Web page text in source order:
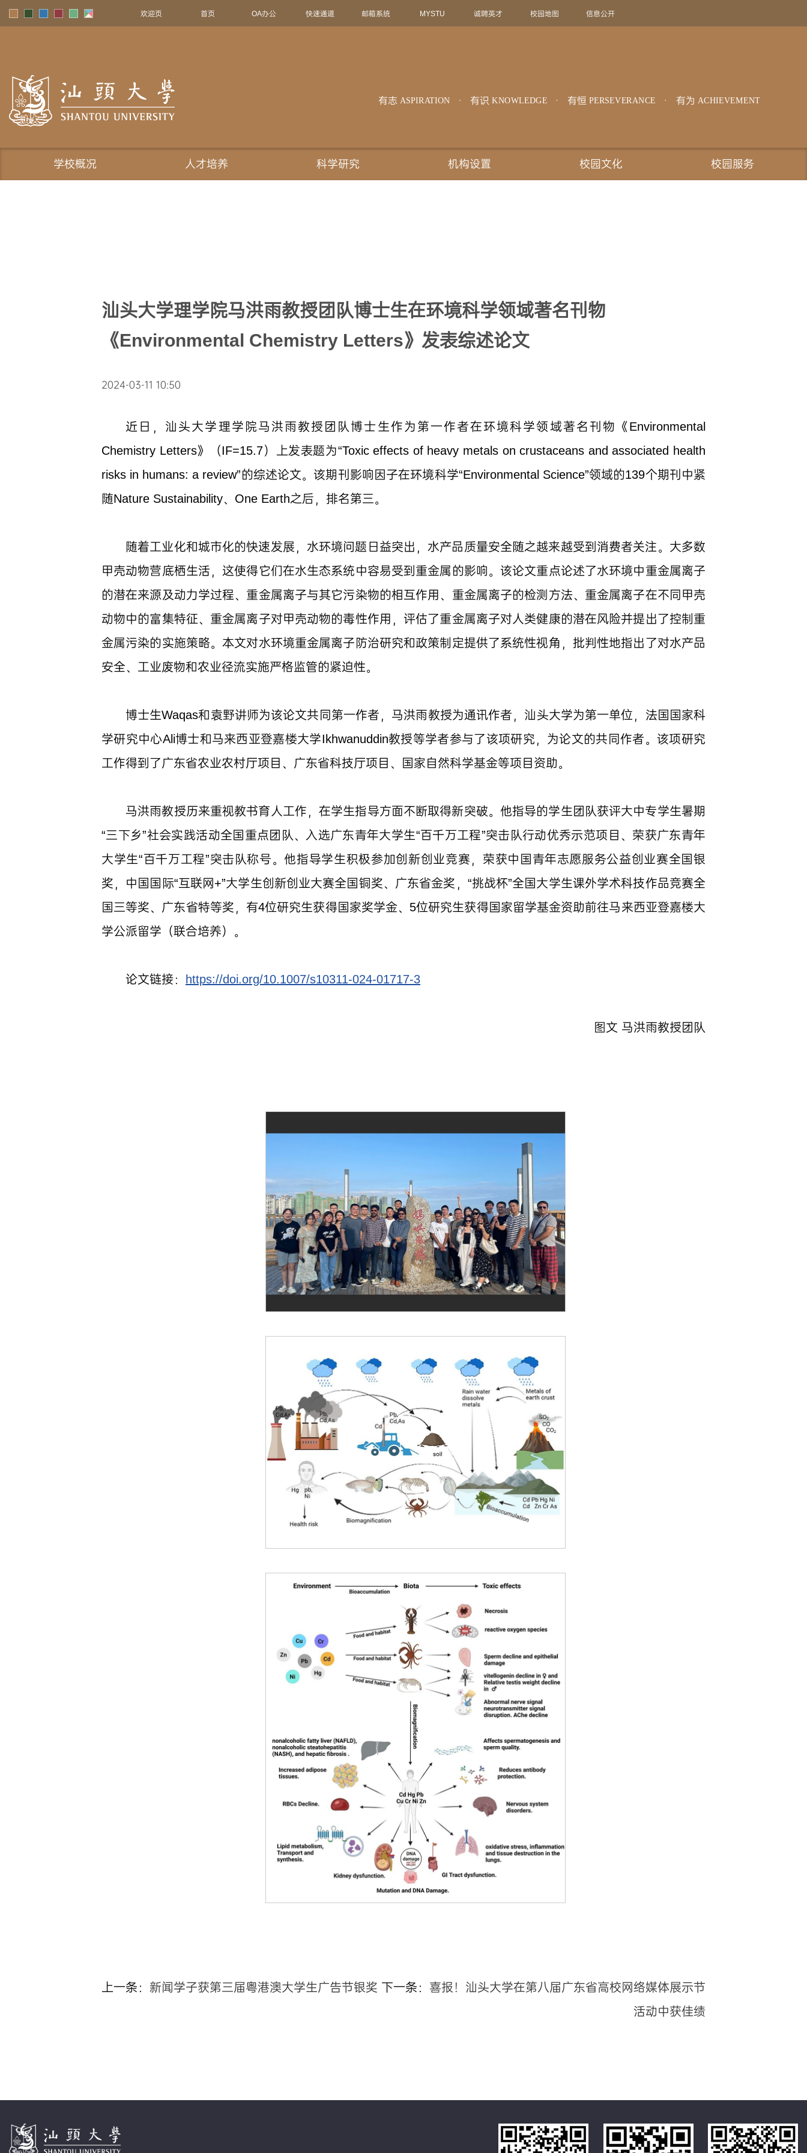
欢迎页 首页 OA办公 快速通道 邮箱系统 MYSTU 诚聘英才 校园地图 信息公开
有志 ASPIRATION 有识 KNOWLEDGE 有恒 PERSEVERANCE 有为 ACHIEVEMENT
学校概况 人才培养 科学研究 机构设置 校园文化 校园服务
汕头大学理学院马洪雨教授团队博士生在环境科学领域著名刊物
《Environmental Chemistry Letters》发表综述论文
2024-03-11 10:50
近日，汕头大学理学院马洪雨教授团队博士生作为第一作者在环境科学领域著名刊物《Environmental
Chemistry Letters》（IF=15.7）上发表题为“Toxic effects of heavy metals on crustaceans and associated health
risks in humans: a review”的综述论文。该期刊影响因子在环境科学“Environmental Science”领域的139个期刊中紧
随Nature Sustainability、One Earth之后，排名第三。
随着工业化和城市化的快速发展，水环境问题日益突出，水产品质量安全随之越来越受到消费者关注。大多数
甲壳动物营底栖生活，这使得它们在水生态系统中容易受到重金属的影响。该论文重点论述了水环境中重金属离子
的潜在来源及动力学过程、 重金属离子与其它污染物的相互作用、重金属离子的检测方法、重金属离子在不同甲壳
动物中的富集特征、重金属离子对甲壳动物的毒性作用，评估了重金属离子对人类健康的潜在风险并提出了控制重
金属污染的实施策略。本文对水环境重金属离子防治研究和政策制定提供了系统性视角，批判性地指出了对水产品
安全、工业废物和农业径流实施严格监管的紧迫性。
博士生Waqas和袁野讲师为该论文共同第一作者，马洪雨教授为通讯作者，汕头大学为第一单位，法国国家科
学研究中心Ali博士和马来西亚登嘉楼大学Ikhwanuddin教授等学者参与了该项研究，为论文的共同作者。该项研究
工作得到了广东省农业农村厅项目、广东省科技厅项目、国家自然科学基金等项目资助。
马洪雨教授历来重视教书育人工作，在学生指导方面不断取得新突破。他指导的学生团队获评大中专学生暑期
“三下乡”社会实践活动全国重点团队、入选广东青年大学生“百千万工程”突击队行动优秀示范项目、荣获广东青年
大学生“百千万工程”突击队称号。他指导学生积极参加创新创业竞赛，荣获中国青年志愿服务公益创业赛全国银
奖，中国国际“互联网+”大学生创新创业大赛全国铜奖、广东省金奖，“挑战杯”全国大学生课外学术科技作品竞赛全
国三等奖、广东省特等奖，有4位研究生获得国家奖学金、5位研究生获得国家留学基金资助前往马来西亚登嘉楼大
学公派留学（联合培养）。
论文链接： https://doi.org/10.1007/s10311-024-01717-3
图文 马洪雨教授团队
上一条： 新闻学子获第三届粤港澳大学生广告节银奖 下一条： 喜报！汕头大学在第八届广东省高校网络媒体展示节
活动中获佳绩